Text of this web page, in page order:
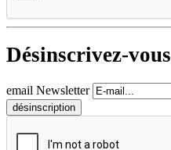
Désinscrivez-vous
email Newsletter